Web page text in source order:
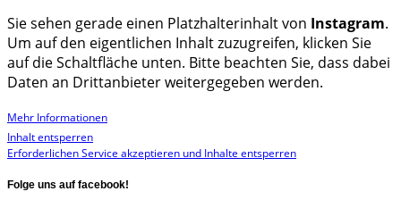
Sie sehen gerade einen Platzhalterinhalt von Instagram.
Um auf den eigentlichen Inhalt zuzugreifen, klicken Sie
auf die Schaltfläche unten. Bitte beachten Sie, dass dabei
Daten an Drittanbieter weitergegeben werden.
Mehr Informationen
Inhalt entsperren
Erforderlichen Service akzeptieren und Inhalte entsperren
Folge uns auf facebook!